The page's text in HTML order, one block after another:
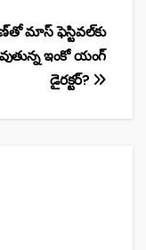
మాస్ ఫెస్టివల్‌కు
ఇంకో యంగ్
డైరక్టర్?